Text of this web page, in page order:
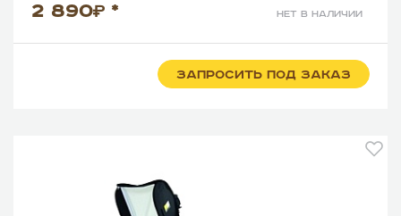
2 890 * нет в наличии
ЗАПРОСИТЬ ПОД ЗАКАЗ